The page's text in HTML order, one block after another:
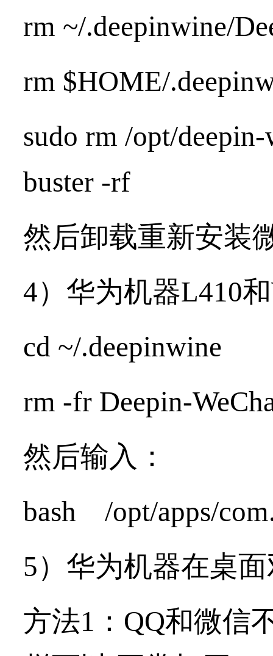
rm ~/.deepinwine/
rm $HOME/
sudo rm /opt/
buster -rf
然后卸载重新安装
4）华为机器L410
cd ~/.deepinwine
rm -fr Deepin-
然后输入：
bash /opt/apps/
5）华为机器在桌
方法1： QQ和微信